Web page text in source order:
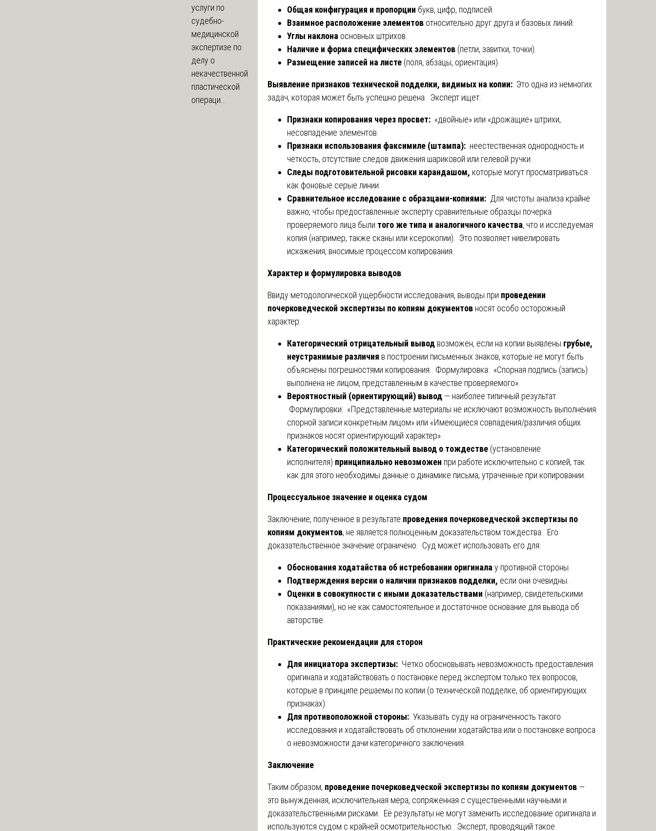
Общая конфигурация и пропорции букв, цифр, подписей.
Взаимное расположение элементов относительно друг друга и базовых линий.
Углы наклона основных штрихов.
Наличие и форма специфических элементов (петли, завитки, точки).
Размещение записей на листе (поля, абзацы, ориентация).
Выявление признаков технической подделки, видимых на копии: Это одна из немногих
задач, которая может быть успешно решена. Эксперт ищет:
Признаки копирования через просвет: «двойные» или «дрожащие» штрихи,
несовпадение элементов.
Признаки использования факсимиле (штампа): неестественная однородность и
четкость, отсутствие следов движения шариковой или гелевой ручки.
Следы подготовительной рисовки карандашом, которые могут просматриваться
как фоновые серые линии.
Сравнительное исследование с образцами-копиями: Для чистоты анализа крайне
важно, чтобы предоставленные эксперту сравнительные образцы почерка
проверяемого лица были того же типа и аналогичного качества, что и исследуемая
копия (например, также сканы или ксерокопии). Это позволяет нивелировать
искажения, вносимые процессом копирования.
Характер и формулировка выводов
Ввиду методологической ущербности исследования, выводы при проведении
почерковедческой экспертизы по копиям документов носят особо осторожный
характер:
Категорический отрицательный вывод возможен, если на копии выявлены грубые,
неустранимые различия в построении письменных знаков, которые не могут быть
объяснены погрешностями копирования. Формулировка: «Спорная подпись (запись)
выполнена не лицом, представленным в качестве проверяемого».
Вероятностный (ориентирующий) вывод — наиболее типичный результат.
Формулировки: «Представленные материалы не исключают возможность выполнения
спорной записи конкретным лицом» или «Имеющиеся совпадения/различия общих
признаков носят ориентирующий характер».
Категорический положительный вывод о тождестве (установление
исполнителя) принципиально невозможен при работе исключительно с копией, так
как для этого необходимы данные о динамике письма, утраченные при копировании.
Процессуальное значение и оценка судом
Заключение, полученное в результате проведения почерковедческой экспертизы по
копиям документов, не является полноценным доказательством тождества. Его
доказательственное значение ограничено. Суд может использовать его для:
Обоснования ходатайства об истребовании оригинала у противной стороны.
Подтверждения версии о наличии признаков подделки, если они очевидны.
Оценки в совокупности с иными доказательствами (например, свидетельскими
показаниями), но не как самостоятельное и достаточное основание для вывода об
авторстве.
Практические рекомендации для сторон
Для инициатора экспертизы: Четко обосновывать невозможность предоставления
оригинала и ходатайствовать о постановке перед экспертом только тех вопросов,
которые в принципе решаемы по копии (о технической подделке, об ориентирующих
признаках).
Для противоположной стороны: Указывать суду на ограниченность такого
исследования и ходатайствовать об отклонении ходатайства или о постановке вопроса
о невозможности дачи категоричного заключения.
Заключение
Таким образом, проведение почерковедческой экспертизы по копиям документов —
это вынужденная, исключительная мера, сопряженная с существенными научными и
доказательственными рисками. Её результаты не могут заменить исследование оригинала и
используются судом с крайней осмотрительностью. Эксперт, проводящий такое
услуги по
судебно-
медицинской
экспертизе по
делу о
некачественной
пластической
операци...